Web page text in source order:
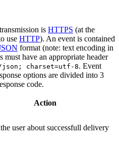
is HTTPS (at the
use HTTP). An event is contained
format (note: text encoding in
must have an appropriate header
json; charset=utf-8. Event
options are divided into 3
code.
Action
user about successfull delivery